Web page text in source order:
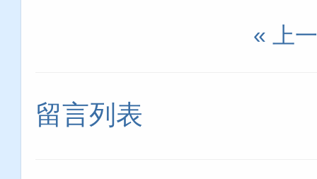
« 上
留言列表